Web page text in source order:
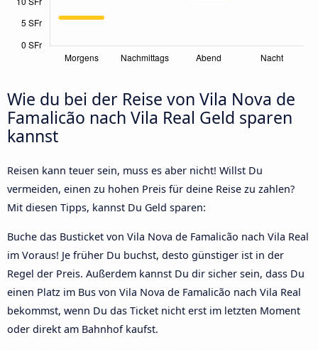
Wie du bei der Reise von Vila Nova de
Famalicão nach Vila Real Geld sparen
kannst
Reisen kann teuer sein, muss es aber nicht! Willst Du
vermeiden, einen zu hohen Preis für deine Reise zu zahlen?
Mit diesen Tipps, kannst Du Geld sparen:
Buche das Busticket von Vila Nova de Famalicão nach Vila Real
im Voraus! Je früher Du buchst, desto günstiger ist in der
Regel der Preis. Außerdem kannst Du dir sicher sein, dass Du
einen Platz im Bus von Vila Nova de Famalicão nach Vila Real
bekommst, wenn Du das Ticket nicht erst im letzten Moment
oder direkt am Bahnhof kaufst.